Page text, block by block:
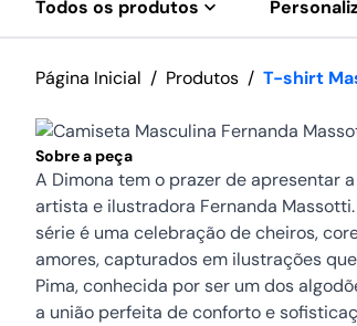
Todos os produtos
Página Inicial / Produtos / T-shirt
Sobre a peça
A Dimona tem o prazer de apresentar
artista e ilustradora Fernanda Massotti.
série é uma celebração de cheiros,
amores, capturados em ilustrações
Pima, conhecida por ser um dos
a união perfeita de conforto e